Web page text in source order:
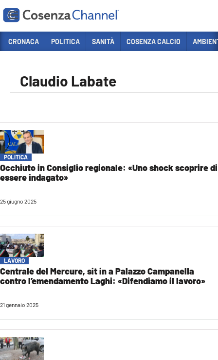
CRONACA
POLITICA
ECONOMIA E LAVORO
ITALIA MONDO
SANITÀ
SPORT
CULTURA
Streaming
LAC TV
LAC NETWORK
Network
LACPLAY.IT
CRONACA POLITICA SANITÀ COSENZA CALCIO
Claudio Labate
POLITICA
Occhiuto in Consiglio regionale: «Uno shock scoprire di
essere indagato»
25 giugno 2025
LAVORO
Centrale del Mercure, sit in a Palazzo Campanella
contro l’emendamento Laghi: «Difendiamo il lavoro»
21 gennaio 2025